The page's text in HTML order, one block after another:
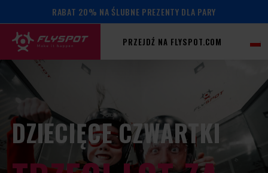
RABAT 20% NA ŚLUBNE PREZENTY DLA PARY
PRZEJDŹ NA FLYSPOT.COM
DZIECIĘCE CZWARTKI